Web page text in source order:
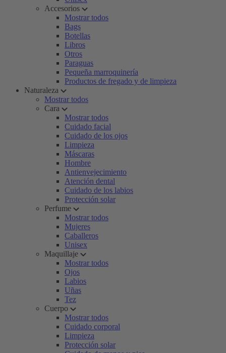
Accesorios
Mostrar todos
Bags
Botellas
Libros
Otros
Paraguas
Pequeña marroquinería
Productos de fregado y de limpieza
Naturaleza
Mostrar todos
Cara
Mostrar todos
Cuidado facial
Cuidado de los ojos
Limpieza
Máscaras
Hombre
Antienvejecimiento
Atención dental
Cuidado de los labios
Protección solar
Perfume
Mostrar todos
Mujeres
Caballeros
Unisex
Maquillaje
Mostrar todos
Ojos
Labios
Uñas
Tez
Cuerpo
Mostrar todos
Cuidado corporal
Limpieza
Protección solar